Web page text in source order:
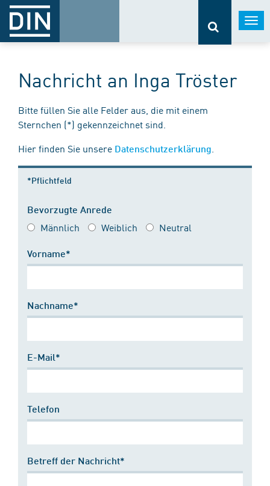
Nachricht an Inga Tröster
Bitte füllen Sie alle Felder aus, die mit einem
Sternchen (*) gekennzeichnet sind.
Hier finden Sie unsere Datenschutzerklärung
*Pflichtfeld
Bevorzugte Anrede
Männlich Weiblich Neutral
Vorname*
Nachname*
E-Mail*
Telefon
Betreff der Nachricht*